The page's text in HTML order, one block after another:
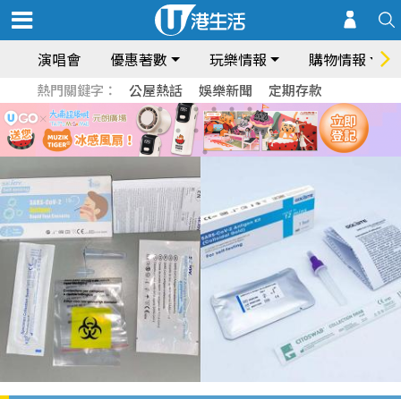
演唱會 優惠著數 玩樂情報 購物情報
熱門關鍵字： 公屋熱話 娛樂新聞 定期存款